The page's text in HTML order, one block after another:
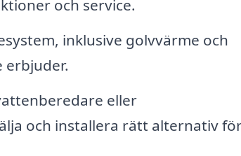
och service.
inklusive golvvärme och
erbjuder.
eller
och installera rätt alternativ